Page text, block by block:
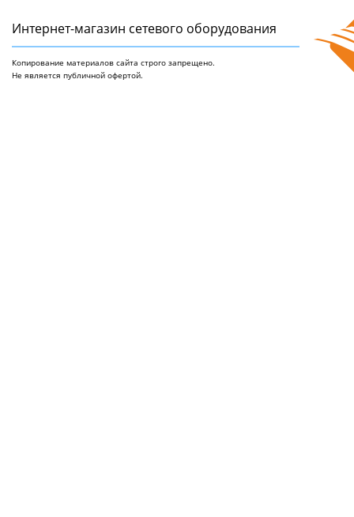
Интернет-магазин сетeвого оборудования
Копирование материалов сайта строго запрещено.
Не является публичной офертой.